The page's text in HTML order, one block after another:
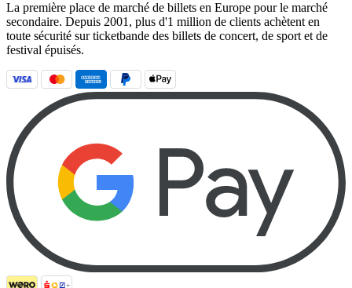
La première place de marché de billets en Europe pour le marché
secondaire. Depuis 2001, plus d'1 million de clients achètent en
toute sécurité sur ticketbande des billets de concert, de sport et de
festival épuisés.